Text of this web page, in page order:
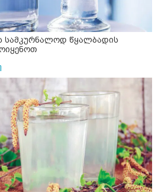
სამკურნალოდ წყალბადის